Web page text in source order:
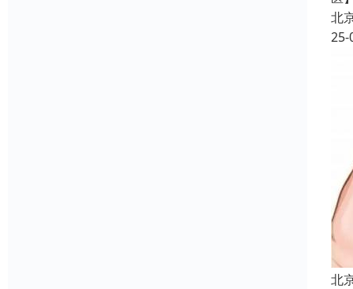
北
25-
北